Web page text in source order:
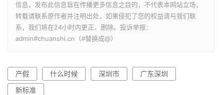
信息，发布此信息旨在传播更多信息之目的，不代表本网站立场，
转载请联系原作者并注明出处，如果侵犯了您的权益请与我们联
系，我们将在24小时内更正、删除。投诉举报：
admin#chuanshi.cn（#替换成@）
产假 什么时候 深圳市
广东深圳
新标准